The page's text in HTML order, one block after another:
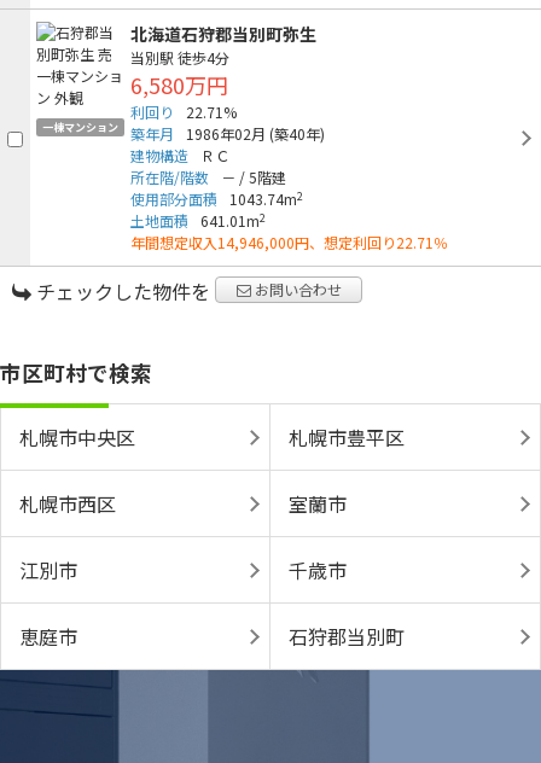
一棟マンション
北海道石狩郡当別町弥生
当別駅 徒歩4分
6,580万円
利回り
22.71%
築年月
1986年02月 (築40年)
建物構造
ＲＣ
所在階/階数
－ /5階建
使用部分面積
1043.74m2
土地面積 641.01m2
年間想定収入14,946,000円、想定利回り22.71％
チェックした物件を お問い合わせ
市区町村で検索
札幌市中央区 札幌市豊平区
札幌市西区 室蘭市
江別市 千歳市
恵庭市 石狩郡当別町